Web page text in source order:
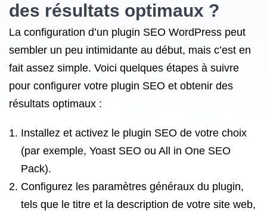
des résultats optimaux ?
La configuration d’un plugin SEO WordPress peut
sembler un peu intimidante au début, mais c’est en
fait assez simple. Voici quelques étapes à suivre
pour configurer votre plugin SEO et obtenir des
résultats optimaux :
Installez et activez le plugin SEO de votre choix
(par exemple, Yoast SEO ou All in One SEO
Pack).
Configurez les paramètres généraux du plugin,
tels que le titre et la description de votre site web,